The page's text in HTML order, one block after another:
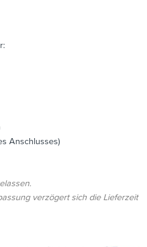
Anschlusses)
verzögert sich die Lieferzeit